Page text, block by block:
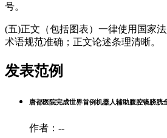
号。
(五)正文（包括图表）一律使用国家
术语规范准确；正文论述条理清晰。
发表范例
唐都医院完成世界首例机器人辅助腹腔镜膀胱
作者：--